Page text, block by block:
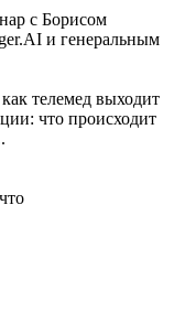
с Борисом
и генеральным
телемед выходит
что происходит